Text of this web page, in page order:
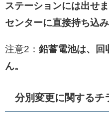
ステーションには出せ
センターに直接持ち込
注意2： 鉛蓄電池は、回
ん。
分別変更に関するチ